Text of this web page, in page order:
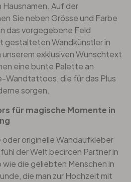
Hausnamen. Auf der
Sie neben Grösse und Farbe
das vorgegebene Feld
gestalteten Wandkünstler in
exklusivenWunschtext
eine bunte Palette an
Wandtattoos, die für das Plus
sorgen.
für magische Momente in
originelle Wandaufkleber
der Welt becircen Partner in
die geliebten Menschen in
die man zur Hochzeit mit